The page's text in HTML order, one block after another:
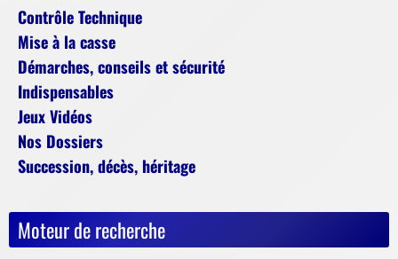
Contrôle Technique
Mise à la casse
Démarches, conseils et sécurité
Indispensables
Jeux Vidéos
Nos Dossiers
Succession, décès, héritage
Moteur de recherche